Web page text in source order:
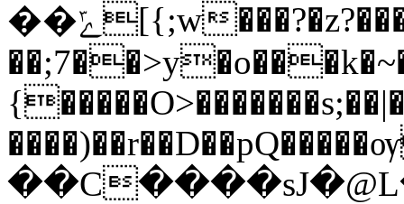
��ݻ[{;w���?�z?���?��33noL�|